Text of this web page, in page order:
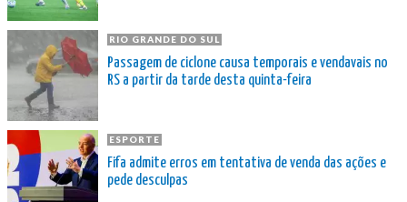
RIO GRANDE DO SUL
Passagem de ciclone causa temporais e vendavais no
RS a partir da tarde desta quinta-feira
ESPORTE
Fifa admite erros em tentativa de venda das ações e
pede desculpas